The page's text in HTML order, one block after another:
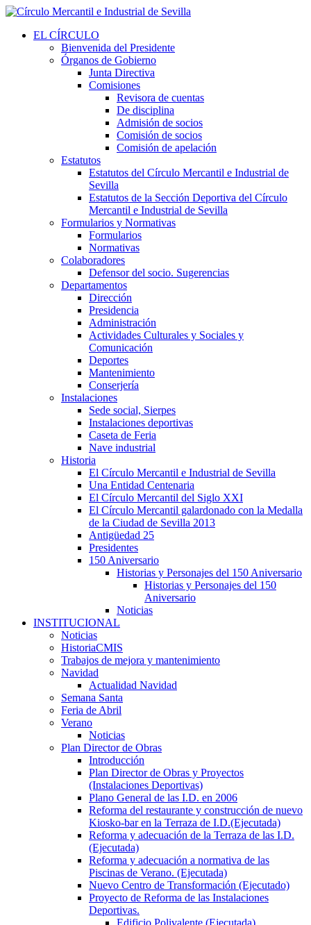
EL CÍRCULO
Bienvenida del Presidente
Órganos de Gobierno
Junta Directiva
Comisiones
Revisora de cuentas
De disciplina
Admisión de socios
Comisión de socios
Comisión de apelación
Estatutos
Estatutos del Círculo Mercantil e Industrial de
Sevilla
Estatutos de la Sección Deportiva del Círculo
Mercantil e Industrial de Sevilla
Formularios y Normativas
Formularios
Normativas
Colaboradores
Defensor del socio. Sugerencias
Departamentos
Dirección
Presidencia
Administración
Actividades Culturales y Sociales y
Comunicación
Deportes
Mantenimiento
Conserjería
Instalaciones
Sede social, Sierpes
Instalaciones deportivas
Caseta de Feria
Nave industrial
Historia
El Círculo Mercantil e Industrial de Sevilla
Una Entidad Centenaria
El Círculo Mercantil del Siglo XXI
El Círculo Mercantil galardonado con la Medalla
de la Ciudad de Sevilla 2013
Antigüedad 25
Presidentes
150 Aniversario
Historias y Personajes del 150 Aniversario
Historias y Personajes del 150
Aniversario
Noticias
INSTITUCIONAL
Noticias
HistoriaCMIS
Trabajos de mejora y mantenimiento
Navidad
Actualidad Navidad
Semana Santa
Feria de Abril
Verano
Noticias
Plan Director de Obras
Introducción
Plan Director de Obras y Proyectos
(Instalaciones Deportivas)
Plano General de las I.D. en 2006
Reforma del restaurante y construcción de nuevo
Kiosko-bar en la Terraza de I.D.(Ejecutada)
Reforma y adecuación de la Terraza de las I.D.
(Ejecutada)
Reforma y adecuación a normativa de las
Piscinas de Verano. (Ejecutada)
Nuevo Centro de Transformación (Ejecutado)
Proyecto de Reforma de las Instalaciones
Deportivas.
Edificio Polivalente (Ejecutada)